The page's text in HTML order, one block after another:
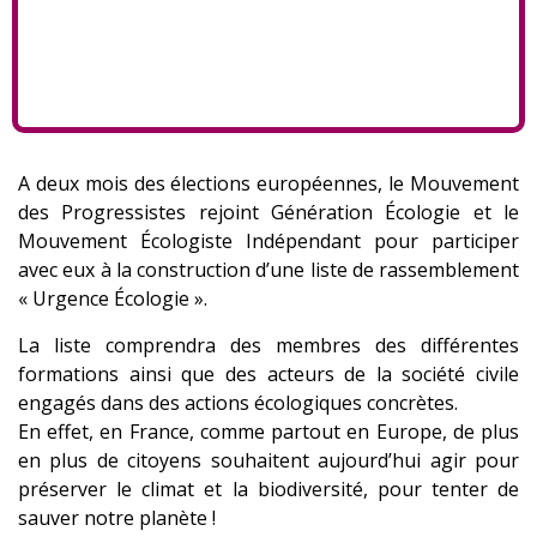
A deux mois des élections européennes, le Mouvement
des Progressistes rejoint Génération Écologie et le
Mouvement Écologiste Indépendant pour participer
avec eux à la construction d’une liste de rassemblement
« Urgence Écologie ».
La liste comprendra des membres des différentes
formations ainsi que des acteurs de la société civile
engagés dans des actions écologiques concrètes.
En effet, en France, comme partout en Europe, de plus
en plus de citoyens souhaitent aujourd’hui agir pour
préserver le climat et la biodiversité, pour tenter de
sauver notre planète !